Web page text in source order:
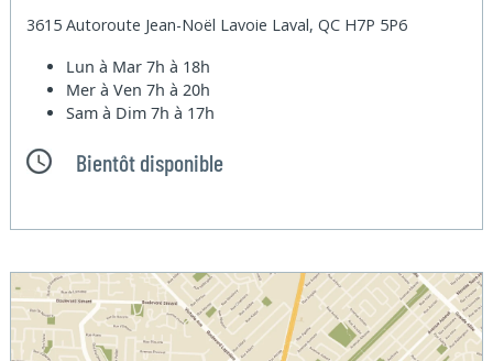
3615 Autoroute Jean-Noël Lavoie Laval, QC H7P 5P6
Lun à Mar7h à 18h
Mer à Ven7h à 20h
Sam à Dim7h à 17h
Bientôt disponible